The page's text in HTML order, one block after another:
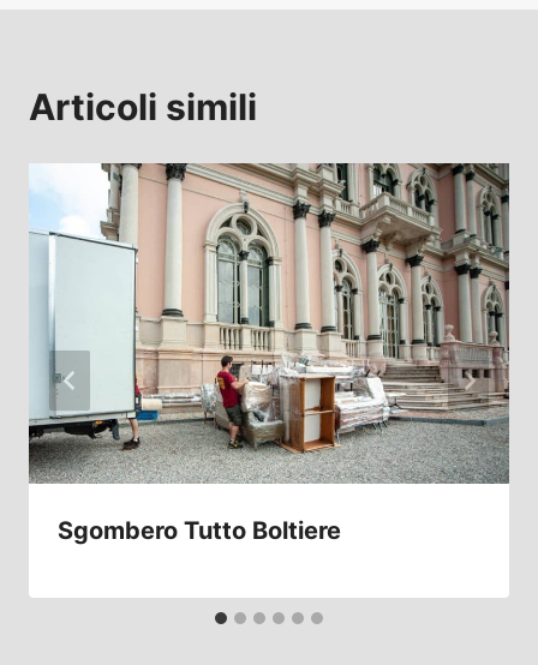
Articoli simili
Sgombero Tutto Boltiere